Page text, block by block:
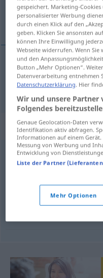
Wurst
Wurstf korv
stekt korv
gespeichert. Marketing-
personalisierter Werbung
durch einen Klick auf den
geben. Klicken Sie ansonsten
können Ihre Einwilligung
Webseite widerrufen. Wenn
und den
Button „Mehr Optionen“.
Datenverarbeitung entnehmen
Datenschutzerklärung. Hier
Wir und unsere Partner
Folgendes
Genaue Geolocation-Daten
Identifikation aktiv abfragen.
Informationen auf einem
Messung von Werbung und
Entwicklung von
Liste der Partner
Mehr Optionen